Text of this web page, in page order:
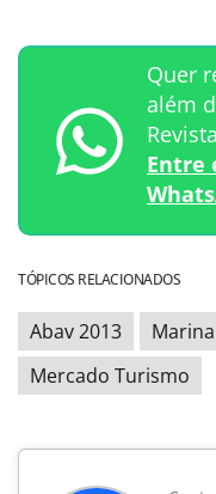
Quer
além
Entre
TÓPICOS RELACIONADOS
Abav 2013
Mercado Turismo